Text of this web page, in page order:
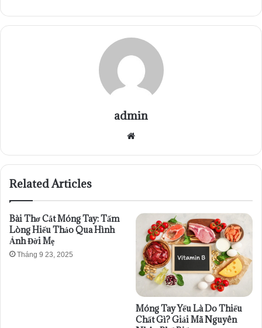
admin
Website
Related Articles
Bài Thơ Cắt Móng Tay: Tấm
Lòng Hiếu Thảo Qua Hình
Ảnh Đời Mẹ
Tháng 9 23, 2025
Móng Tay Yếu Là Do Thiếu
Chất Gì? Giải Mã Nguyên